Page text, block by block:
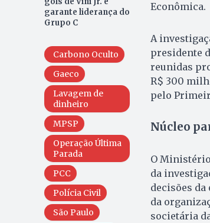
garante liderança do
Grupo C
Carbono Oculto
Gaeco
Lavagem de
dinheiro
MPSP
Operação Última
Parada
PCC
Polícia Civil
São Paulo
Econômica.
A
presidente
reunidas
R$ 300
pelo
Núcleo
O
da
decisões
da
societária